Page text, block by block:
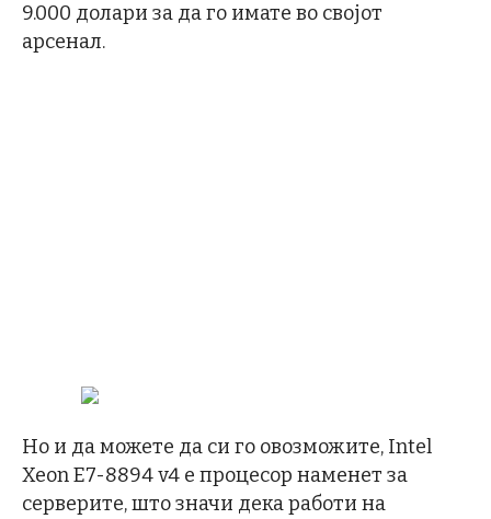
9.000 долари за да го имате во својот
арсенал.
Но и да можете да си го овозможите, Intel
Xeon E7-8894 v4 е процесор наменет за
серверите, што значи дека работи на